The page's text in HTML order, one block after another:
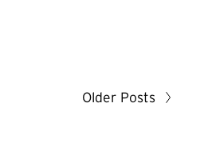
Older Posts